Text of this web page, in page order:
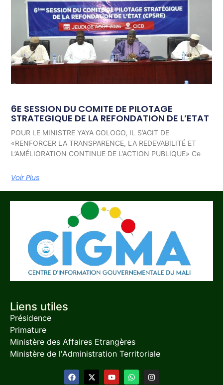
6E SESSION DU COMITE DE PILOTAGE
STRATEGIQUE DE LA REFONDATION DE L’ETAT
POUR LE MINISTRE YAYA GOLOGO, IL S’AGIT DE
«RENFORCER LA TRANSPARENCE, LA REDEVABILITÉ ET
L’AMÉLIORATION CONTINUE DE L’ACTION PUBLIQUE» Ce
Voir Plus
Liens utiles
Présidence
Primature
Ministère des Affaires Etrangères
Ministère de l'Administration Territoriale